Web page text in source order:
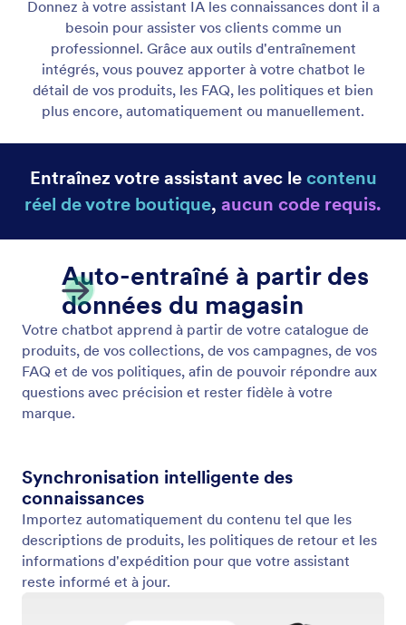
Identité de l'Assistant
Créez un chatbot à l'image de votre marque : vous
pouvez personnaliser le ton, la voix et le style de
votre assistant IA.